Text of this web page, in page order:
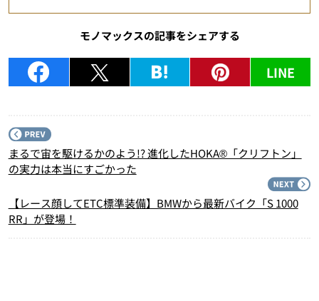
モノマックスの記事をシェアする
LINE
まるで宙を駆けるかのよう!? 進化したHOKA®「クリフトン」
の実力は本当にすごかった
【レース顔してETC標準装備】BMWから最新バイク「S 1000
RR」が登場！